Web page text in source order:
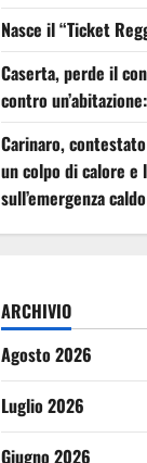
Nasce il “Ticket
Caserta, perde il
contro
Carinaro,
un colpo di calore e
sull’emergenza caldo
ARCHIVIO
Agosto 2026
Luglio 2026
Giugno 2026